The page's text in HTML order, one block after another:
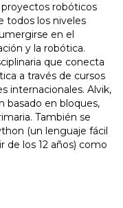
robóticos
todos los niveles
en el
y la robótica.
que conecta
a través de cursos
internacionales. Alvik,
basado en bloques,
También se
(un lenguaje fácil
de los 12 años) como